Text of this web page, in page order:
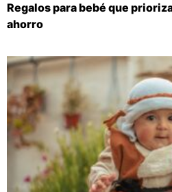
Regalos para bebé que
ahorro